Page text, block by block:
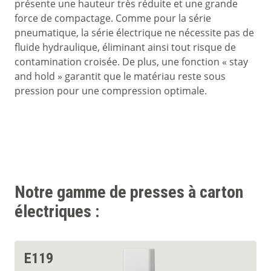
présente une hauteur très réduite et une grande
force de compactage. Comme pour la série
pneumatique, la série électrique ne nécessite pas de
fluide hydraulique, éliminant ainsi tout risque de
contamination croisée. De plus, une fonction « stay
and hold » garantit que le matériau reste sous
pression pour une compression optimale.
Notre gamme de presses à carton
électriques :
E119